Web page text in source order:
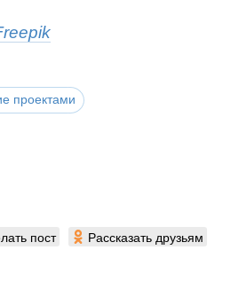
проектами
пост Рассказать друзьям